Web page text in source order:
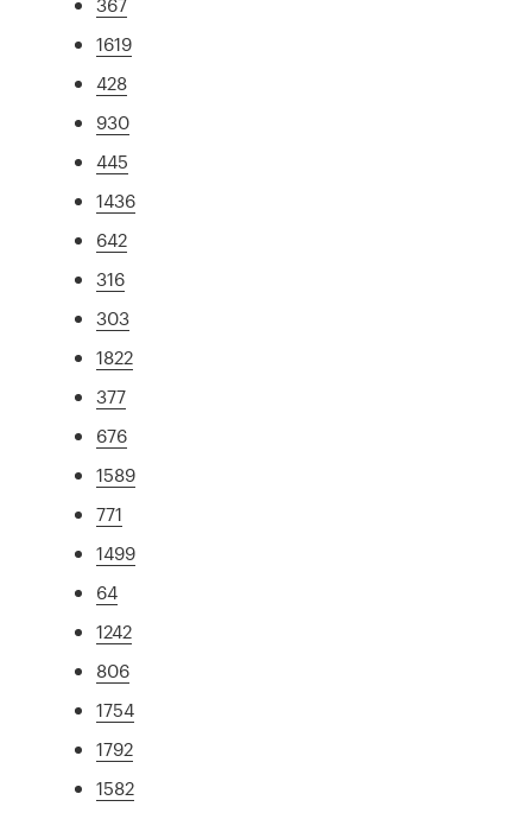
1619
428
930
445
1436
642
316
303
1822
377
676
1589
771
1499
64
1242
806
1754
1792
1582